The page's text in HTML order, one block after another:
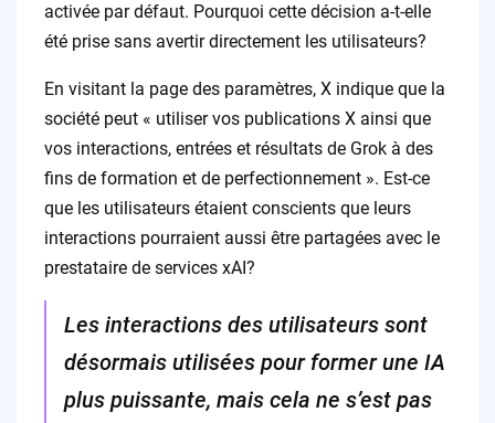
activée par défaut. Pourquoi cette décision a-t-elle
été prise sans avertir directement les utilisateurs?
En visitant la page des paramètres, X indique que la
société peut « utiliser vos publications X ainsi que
vos interactions, entrées et résultats de Grok à des
fins de formation et de perfectionnement ». Est-ce
que les utilisateurs étaient conscients que leurs
interactions pourraient aussi être partagées avec le
prestataire de services xAI?
Les interactions des utilisateurs sont
désormais utilisées pour former une IA
plus puissante, mais cela ne s’est pas